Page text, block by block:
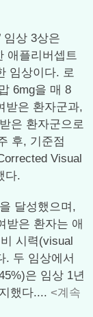
임상 3상은
애플리버셉트
임상이다. 로
6mg을 매 8
받은 환자군과,
은 환자군으로
후, 기준점
Visual
다.
달성했으며,
받은 환자는 애
시력(visual
. 두 임상에서
은 임상 1년
했다.... <계속